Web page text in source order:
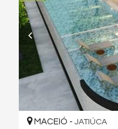
MACEIÓ - JATIÚCA